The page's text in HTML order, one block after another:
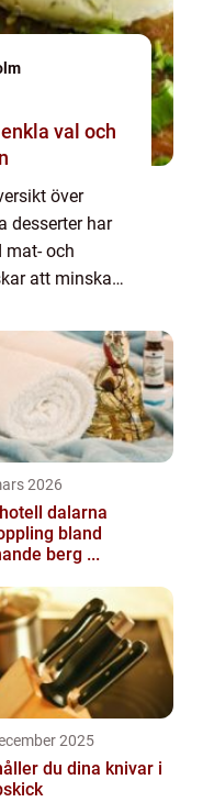
över
desserter har
mat- och
att minska
l...
2026
dalarna
bland
berg ...
2025
du dina knivar i